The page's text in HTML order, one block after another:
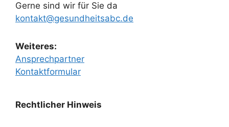
Gerne sind wir für Sie da
kontakt@gesundheitsabc.de
Weiteres:
Ansprechpartner
Kontaktformular
Rechtlicher Hinweis